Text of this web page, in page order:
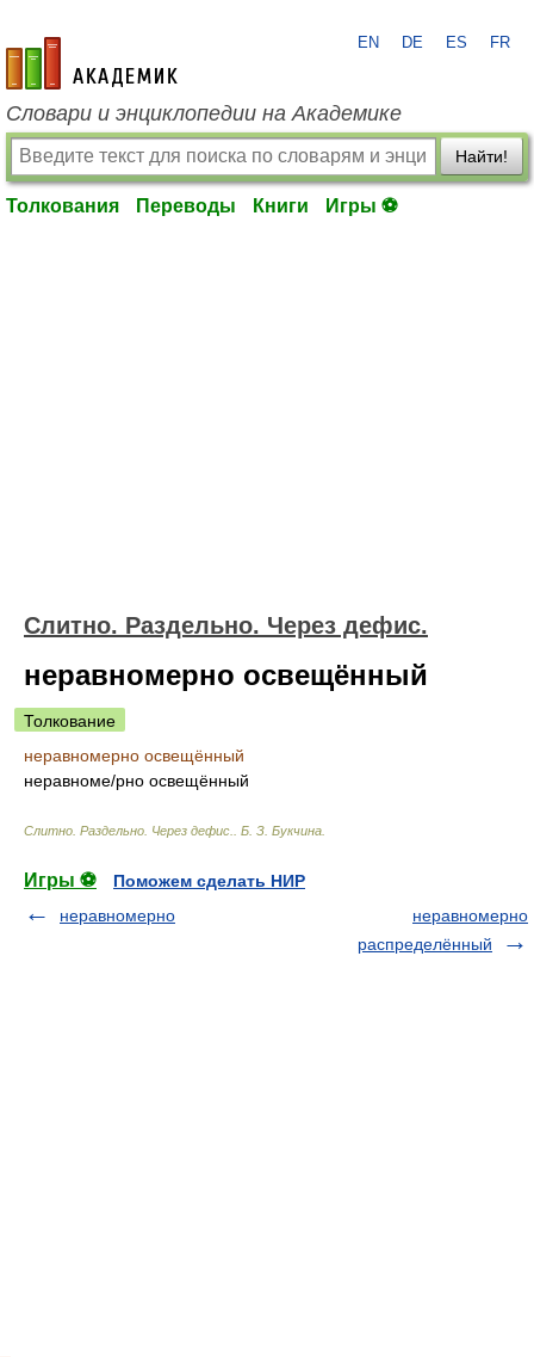
academic.ru
EN DE ES FR
Словари и энциклопедии на Академике
Найти!
Толкования Переводы Книги Игры ⚽
Слитно. Раздельно. Через дефис.
неравномерно освещённый
Толкование
неравномерно освещённый
неравноме/рно освещённый
Слитно. Раздельно. Через дефис. Б. З. Букчина
Игры ⚽
Поможем сделать НИР
неравномерно
неравномерно
распределённый